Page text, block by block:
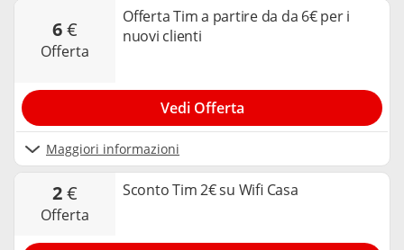
6€
offerta
Offerta Tim a partire da da 6€ per i
nuovi clienti
Maggiori informazioni
Vedi Offerta
2€
offerta
Sconto Tim 2€ su Wifi Casa